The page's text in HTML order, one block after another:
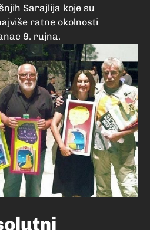
Sarajlija koje su
ratne okolnosti
9. rujna.